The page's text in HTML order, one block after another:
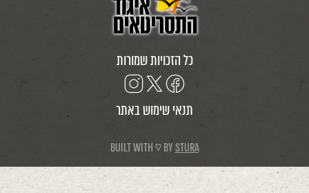
כל הזכויות שמורות
תנאי שימוש באתר
BUILT WITH ♡ BYSTURA